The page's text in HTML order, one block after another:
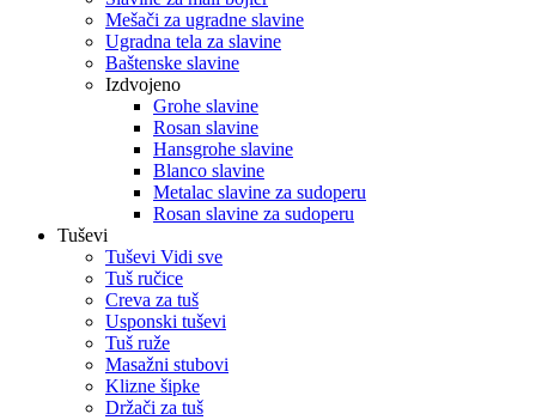
Mešači za ugradne slavine
Ugradna tela za slavine
Baštenske slavine
Izdvojeno
Grohe slavine
Rosan slavine
Hansgrohe slavine
Blanco slavine
Metalac slavine za sudoperu
Rosan slavine za sudoperu
Tuševi
Tuševi Vidi sve
Tuš ručice
Creva za tuš
Usponski tuševi
Tuš ruže
Masažni stubovi
Klizne šipke
Držači za tuš